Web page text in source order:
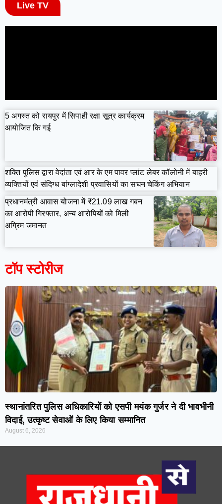
Live TV
5 अगस्त को रायपुर में सिपाही रक्षा सूत्र कार्यक्रम
आयोजित कि गई
शक्ति पुलिस द्वारा वेदांता एवं आर के एम पावर प्लांट लेबर कॉलोनी में बाहरी
व्यक्तियों एवं संदिग्ध बांग्लादेशी प्रवासियों का सघन चेकिंग अभियान
प्रधानमंत्री आवास योजना में ₹21.09 लाख गबन
का आरोपी गिरफ्तार, अन्य आरोपियों को मिली
अग्रिम जमानत
टॉप स्टोरीज
स्थानांतरित पुलिस अधिकारियों को एसपी मयंक गुर्जर ने दी भावभीनी
विदाई, उत्कृष्ट सेवाओं के लिए किया सम्मानित
August 6, 2026